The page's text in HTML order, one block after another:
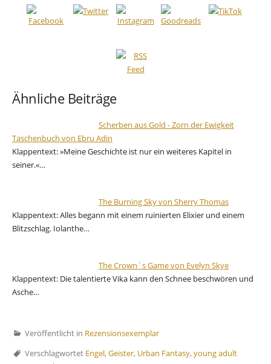
Ähnliche Beiträge
Scherben aus Gold - Zorn der Ewigkeit
Taschenbuch von Ebru Adin
Klappentext: »Meine Geschichte ist nur ein weiteres Kapitel in
seiner.«…
The Burning Sky von Sherry Thomas
Klappentext: Alles begann mit einem ruinierten Elixier und einem
Blitzschlag. Iolanthe…
The Crown´s Game von Evelyn Skye
Klappentext: Die talentierte Vika kann den Schnee beschwören und
Asche…
Veröffentlicht in Rezensionsexemplar
Verschlagwortet Engel,Geister, Urban Fantasy,young adult